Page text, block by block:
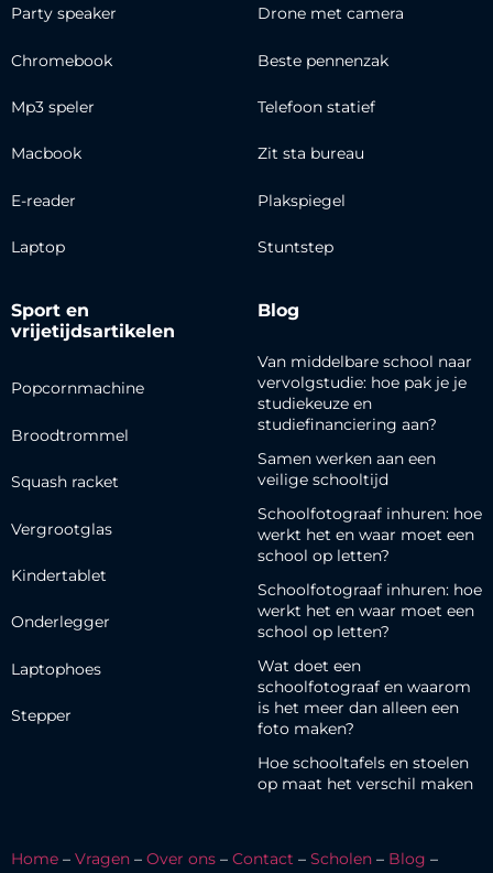
Party speaker
Chromebook
Mp3 speler
Macbook
E-reader
Laptop
Drone met camera
Beste pennenzak
Telefoon statief
Zit sta bureau
Plakspiegel
Stuntstep
Sport en
vrijetijdsartikelen
Popcornmachine
Broodtrommel
Squash racket
Vergrootglas
Kindertablet
Onderlegger
Laptophoes
Stepper
Blog
Van middelbare school naar
vervolgstudie: hoe pak je je
studiekeuze en
studiefinanciering aan?
Samen werken aan een
veilige schooltijd
Schoolfotograaf inhuren: hoe
werkt het en waar moet een
school op letten?
Schoolfotograaf inhuren: hoe
werkt het en waar moet een
school op letten?
Wat doet een
schoolfotograaf en waarom
is het meer dan alleen een
foto maken?
Hoe schooltafels en stoelen
op maat het verschil maken
Home – Vragen – Over ons – Contact – Scholen – Blog –